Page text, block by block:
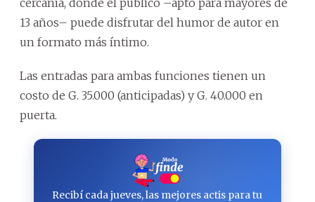
13 años– puede disfrutar del humor de autor en
un formato más íntimo.
Las entradas para ambas funciones tienen un
costo de G. 35.000 (anticipadas) y G. 40.000 en
puerta.
Recibí cada jueves, las mejores actis para tu